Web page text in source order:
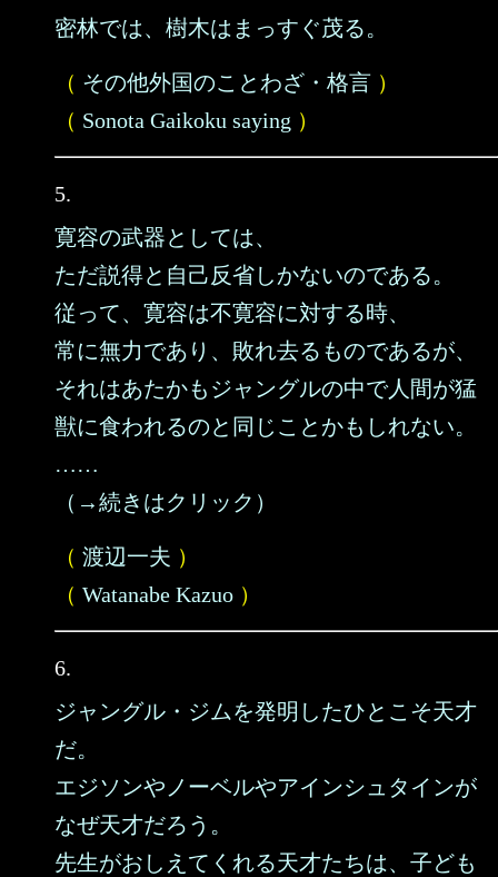
密林では、樹木はまっすぐ茂る。
（ その他外国のことわざ・格言 ）
（ Sonota Gaikoku saying ）
5.
寛容の武器としては、
ただ説得と自己反省しかないのである。
従って、寛容は不寛容に対する時、
常に無力であり、敗れ去るものであるが、
それはあたかもジャングルの中で人間が猛
獣に食われるのと同じことかもしれない。
……
（→続きはクリック）
（ 渡辺一夫 ）
（ Watanabe Kazuo ）
6.
ジャングル・ジムを発明したひとこそ天才
だ。
エジソンやノーベルやアインシュタインが
なぜ天才だろう。
先生がおしえてくれる天才たちは、子ども